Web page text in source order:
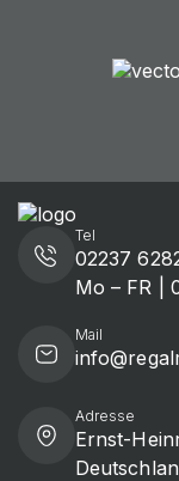
Tel
02237
Mo – FR |
Mail
Adresse
Ernst-